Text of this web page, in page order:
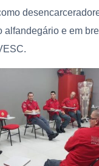
alfandegário e em